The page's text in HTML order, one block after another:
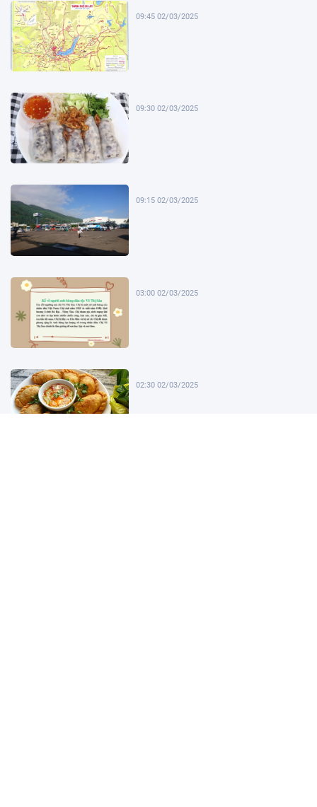
09:45 02/03/2025
09:30 02/03/2025
09:15 02/03/2025
03:00 02/03/2025
02:30 02/03/2025